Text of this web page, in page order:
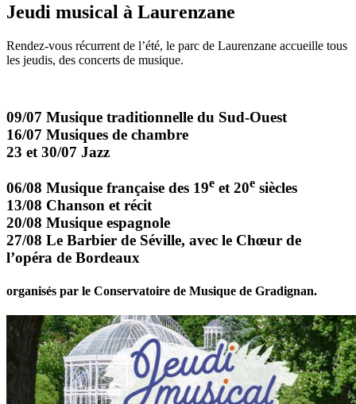
Jeudi musical à Laurenzane
Rendez-vous récurrent de l’été, le parc de Laurenzane accueille tous
les jeudis, des concerts de musique.
09/07 Musique traditionnelle du Sud-Ouest
16/07 Musiques de chambre
23 et 30/07 Jazz
06/08 Musique française des 19e et 20e siècles
13/08 Chanson et récit
20/08 Musique espagnole
27/08 Le Barbier de Séville, avec le Chœur de
l’opéra de Bordeaux
organisés par le Conservatoire de Musique de Gradignan.